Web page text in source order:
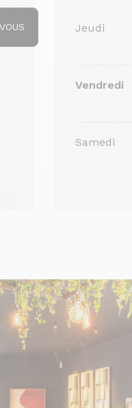
Jeudi
Vendredi
Samedi